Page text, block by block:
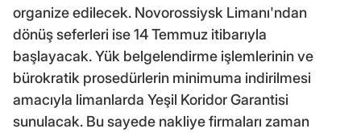
organize edilecek. Novorossiysk Limanı'ndan
dönüş seferleri ise 14 Temmuz itibarıyla
başlayacak. Yük belgelendirme işlemlerinin ve
bürokratik prosedürlerin minimuma indirilmesi
amacıyla limanlarda Yeşil Koridor Garantisi
sunulacak. Bu sayede nakliye firmaları zaman